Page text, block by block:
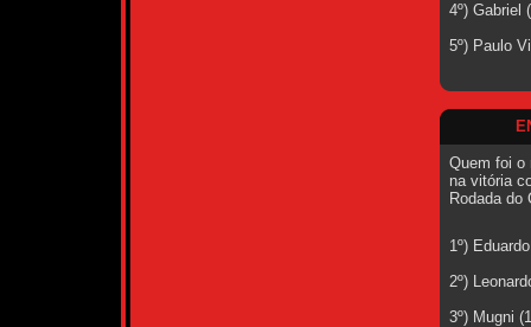
4º) Gabriel
5º) Paulo
Quem foi o
na vitória
Rodada do
1º)
2º)
3º) Mugni